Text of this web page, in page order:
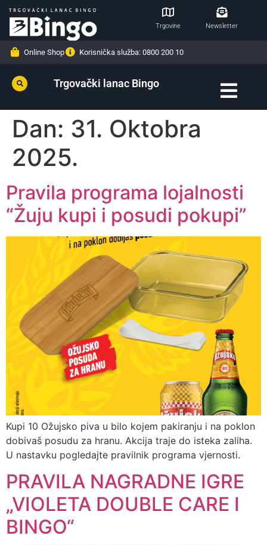
Trgovine Newsletter
Online Shop Korisnička služba: 0800 200 10
Trgovački lanac Bingo
Dan: 31. Oktobra
2025.
Pravila programa lojalnosti
“Žuju kupi i posudi pokupi”
Kupi 10 Ožujsko piva u bilo kojem pakiranju i na poklon
dobivaš posudu za hranu. Akcija traje do isteka zaliha.
U nastavku pogledajte pravilnik programa vjernosti.
PRAVILA NAGRADNE IGRE
„VIOLETA DOUBLE CARE I
BINGO“